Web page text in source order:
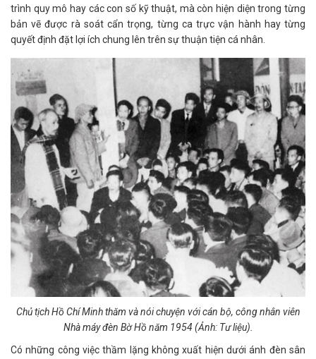
trình quy mô hay các con số kỹ thuật, mà còn hiện diện trong từng
bản vẽ được rà soát cẩn trọng, từng ca trực vận hành hay từng
quyết định đặt lợi ích chung lên trên sự thuận tiện cá nhân.
Chủ tịch Hồ Chí Minh thăm và nói chuyện với cán bộ, công nhân viên
Nhà máy đèn Bờ Hồ năm 1954 (Ảnh: Tư liệu).
Có những công việc thầm lặng không xuất hiện dưới ánh đèn sân